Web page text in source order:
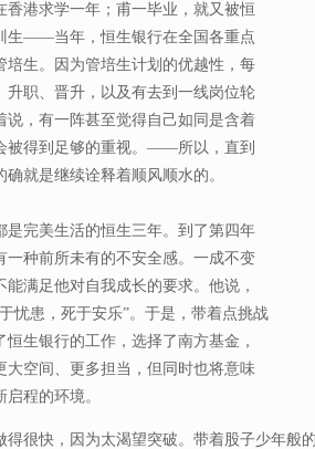
香港求学一年；甫一毕业，就又被恒
生——当年，恒生银行在全国各重点
培生。因为管培生计划的优越性，每
升职、晋升，以及有去到一线岗位轮
说，有一阵甚至觉得自己如同是含着
被得到足够的重视。——所以，直到
就是继续诠释着顺风顺水的。
是完美生活的恒生三年。到了第四年
一种前所未有的不安全感。一成不变
满足他对自我成长的要求。他说，
忧患，死于安乐”。于是，带着点挑战
恒生银行的工作，选择了南方基金，
大空间、更多担当，但同时也将意味
程的环境。
得很快，因为太渴望突破。带着股子少年般